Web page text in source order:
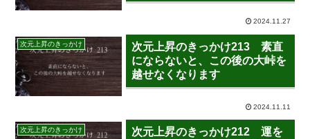
2024.11.27
次元上昇のきっかけ
次元上昇のきっかけ213 素直
にならないと、この後の大峠を
越せなくなります
2024.11.11
次元上昇のきっかけ
次元上昇のきっかけ212 運を